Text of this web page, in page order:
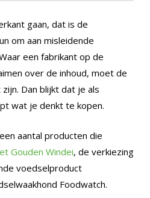
gaan, dat is de
om aan misleidende
een fabrikant op de
over de inhoud, moet de
Dan blijkt dat je als
wat je denkt te kopen.
aantal producten die
Gouden Windei, de verkiezing
voedselproduct
Foodwatch.